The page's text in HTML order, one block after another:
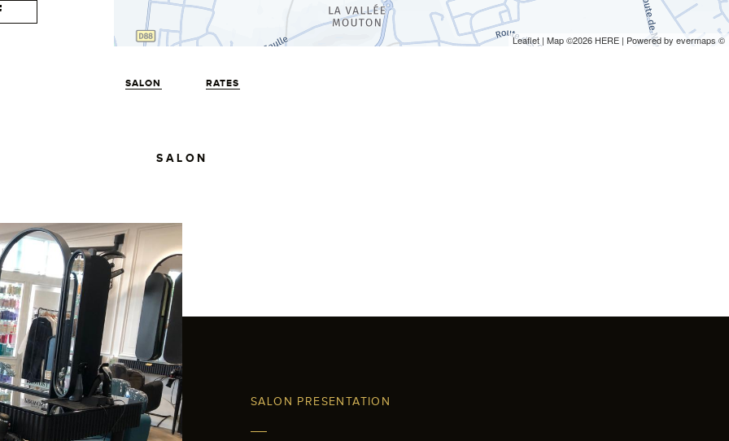
Leaflet | Map ©2026 HERE | Powered by evermaps ©
SALON RATES
SALON
SALON PRESENTATION